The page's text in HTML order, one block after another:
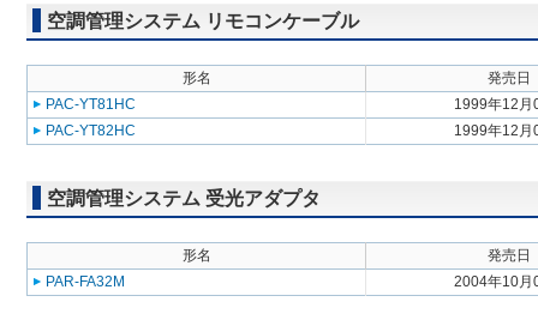
空調管理システム リモコンケーブル
形名
発売日
PAC-YT81HC
1999年12月
PAC-YT82HC
1999年12月
空調管理システム 受光アダプタ
形名
発売日
PAR-FA32M
2004年10月